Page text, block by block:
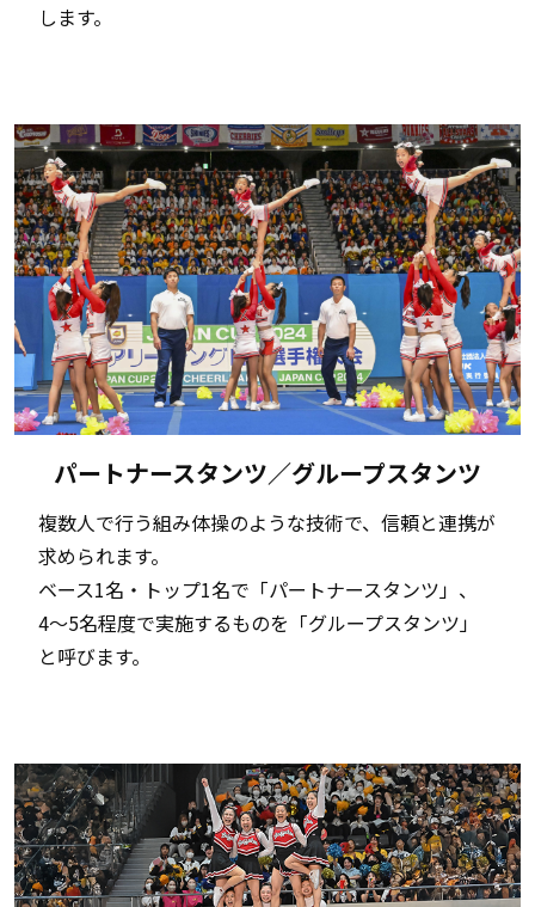
します。
パートナースタンツ／グループスタンツ
複数人で行う組み体操のような技術で、信頼と連携が
求められます。
ベース1名・トップ1名で「パートナースタンツ」、
4〜5名程度で実施するものを「グループスタンツ」
と呼びます。